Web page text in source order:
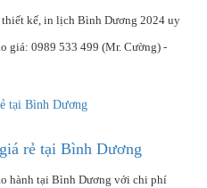
kế, in lịch Bình Dương 2024 uy
giá: 0989 533 499 (Mr. Cường) -
rẻ tại Bình Dương
hành tại Bình Dương với chi phí